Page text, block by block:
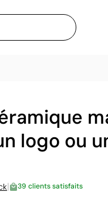
logo ou
| 39 clients satisfaits